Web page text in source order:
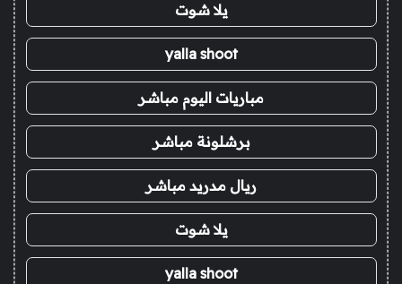
يلا شوت
yalla shoot
مباريات اليوم مباشر
برشلونة مباشر
ريال مدريد مباشر
يلا شوت
yalla shoot